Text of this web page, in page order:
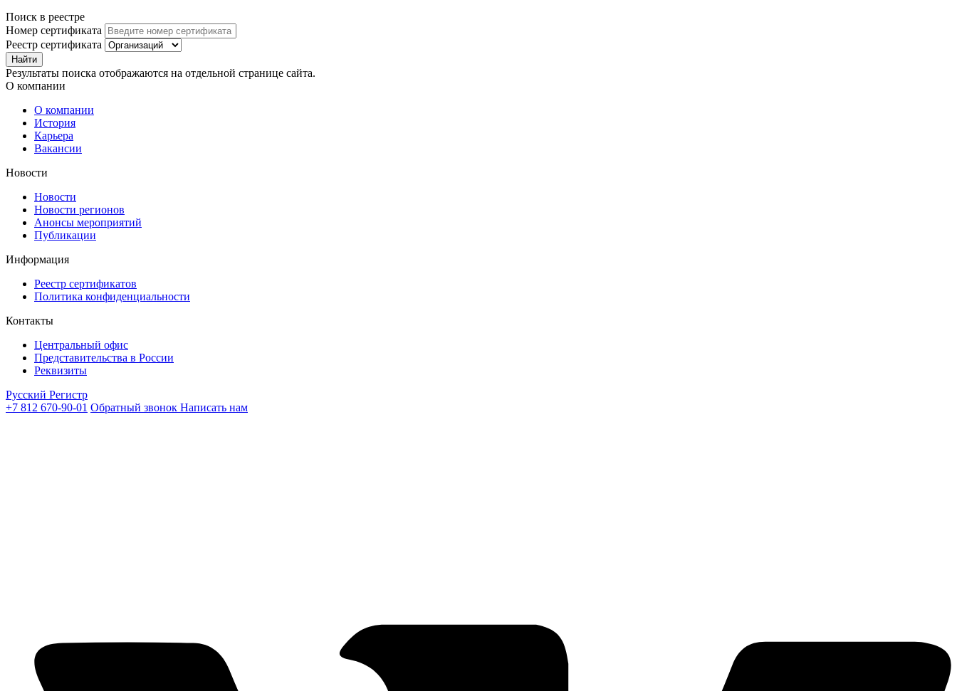
Поиск в реестре
Номер сертификата
Реестр сертификата
Результаты поиска отображаются на отдельной странице сайта.
О компании
О компании
История
Карьера
Вакансии
Новости
Новости
Новости регионов
Анонсы мероприятий
Публикации
Информация
Реестр сертификатов
Политика конфиденциальности
Контакты
Центральный офис
Представительства в России
Реквизиты
Русский Регистр
+7 812 670-90-01 Обратный звонок Написать нам